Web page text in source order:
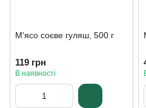
М'ясо соєве гуляш, 500 г
119 грн
В наявності